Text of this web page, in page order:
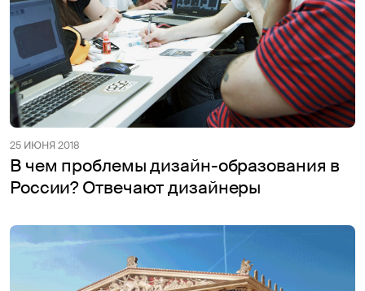
25 ИЮНЯ 2018
В чем проблемы дизайн-образования в
России? Отвечают дизайнеры